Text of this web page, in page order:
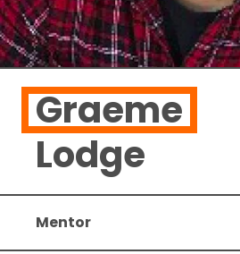
Graeme
Lodge
Mentor